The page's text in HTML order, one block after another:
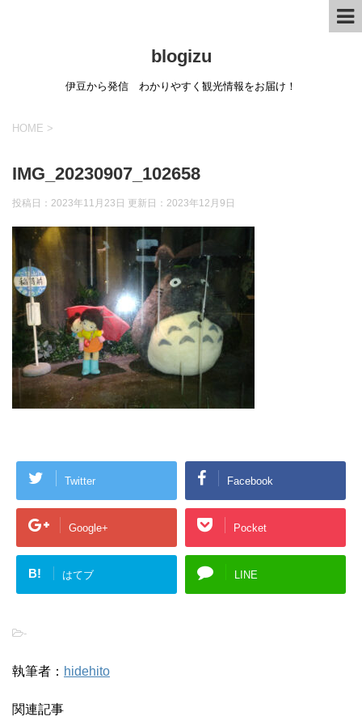
blogizu
伊豆から発信 わかりやすく観光情報をお届け！
HOME >
IMG_20230907_102658
投稿日：2023年11月23日 更新日： 2023年12月9日
Twitter Facebook
Google+ Pocket
B! はてブ LINE
-
執筆者： hidehito
関連記事